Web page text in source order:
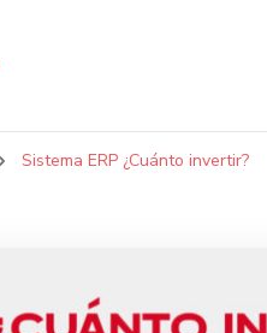
Sistema ERP ¿Cuánto invertir?